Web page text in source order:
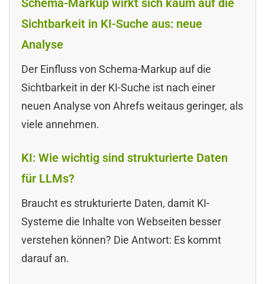
Schema-Markup wirkt sich kaum auf die
Sichtbarkeit in KI-Suche aus: neue
Analyse
Der Einfluss von Schema-Markup auf die
Sichtbarkeit in der KI-Suche ist nach einer
neuen Analyse von Ahrefs weitaus geringer, als
viele annehmen.
KI: Wie wichtig sind strukturierte Daten
für LLMs?
Braucht es strukturierte Daten, damit KI-
Systeme die Inhalte von Webseiten besser
verstehen können? Die Antwort: Es kommt
darauf an.